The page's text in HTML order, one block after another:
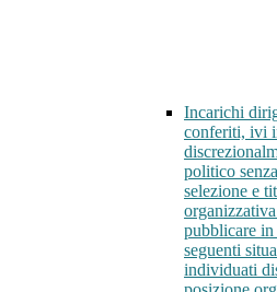
Incarichi
conferiti, ivi
politico
selezione e
pubblicare
seguenti
individuati